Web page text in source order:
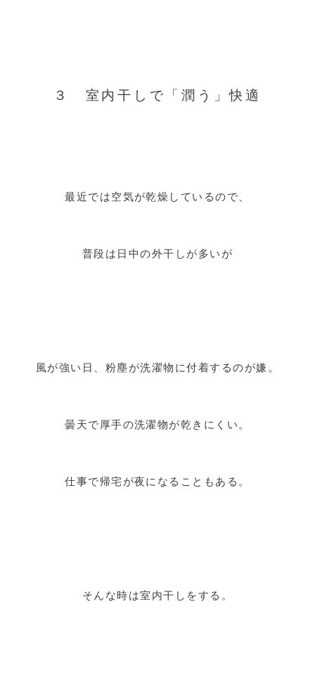
３ 室内干しで「潤う」快適
最近では空気が乾燥しているので、
普段は日中の外干しが多いが
風が強い日、粉塵が洗濯物に付着するのが嫌。
曇天で厚手の洗濯物が乾きにくい。
仕事で帰宅が夜になることもある。
そんな時は室内干しをする。